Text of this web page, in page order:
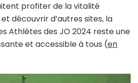
profiter de la vitalité
découvrir d’autres sites, la
Athlètes des JO 2024 reste une
et accessible à tous (en